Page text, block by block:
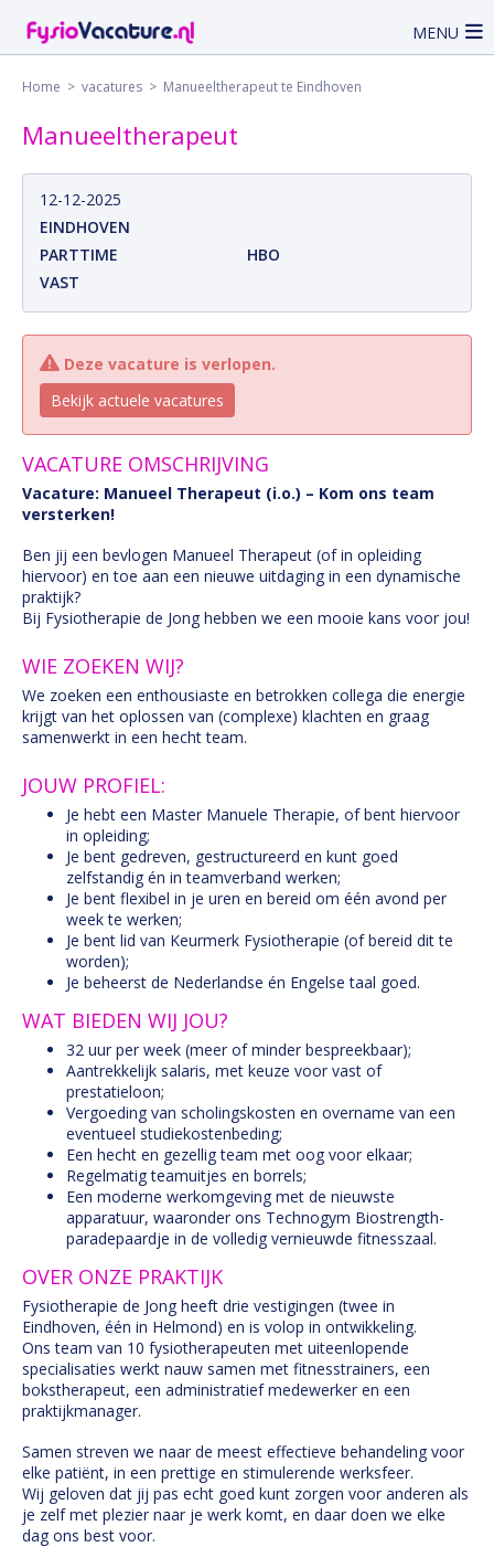
MENU
Home > vacatures > Manueeltherapeut te Eindhoven
Manueeltherapeut
12-12-2025
EINDHOVEN
PARTTIME
HBO
VAST
Deze vacature is verlopen.
Bekijk actuele vacatures
VACATURE OMSCHRIJVING
Vacature: Manueel Therapeut (i.o.) – Kom ons team
versterken!
Ben jij een bevlogen Manueel Therapeut (of in opleiding
hiervoor) en toe aan een nieuwe uitdaging in een dynamische
praktijk?
Bij Fysiotherapie de Jong hebben we een mooie kans voor jou!
WIE ZOEKEN WIJ?
We zoeken een enthousiaste en betrokken collega die energie
krijgt van het oplossen van (complexe) klachten en graag
samenwerkt in een hecht team.
JOUW PROFIEL:
Je hebt een Master Manuele Therapie, of bent hiervoor
in opleiding;
Je bent gedreven, gestructureerd en kunt goed
zelfstandig én in teamverband werken;
Je bent flexibel in je uren en bereid om één avond per
week te werken;
Je bent lid van Keurmerk Fysiotherapie (of bereid dit te
worden);
Je beheerst de Nederlandse én Engelse taal goed.
WAT BIEDEN WIJ JOU?
32 uur per week (meer of minder bespreekbaar);
Aantrekkelijk salaris, met keuze voor vast of
prestatieloon;
Vergoeding van scholingskosten en overname van een
eventueel studiekostenbeding;
Een hecht en gezellig team met oog voor elkaar;
Regelmatig teamuitjes en borrels;
Een moderne werkomgeving met de nieuwste
apparatuur, waaronder ons Technogym Biostrength-
paradepaardje in de volledig vernieuwde fitnesszaal.
OVER ONZE PRAKTIJK
Fysiotherapie de Jong heeft drie vestigingen (twee in
Eindhoven, één in Helmond) en is volop in ontwikkeling.
Ons team van 10 fysiotherapeuten met uiteenlopende
specialisaties werkt nauw samen met fitnesstrainers, een
bokstherapeut, een administratief medewerker en een
praktijkmanager.
Samen streven we naar de meest effectieve behandeling voor
elke patiënt, in een prettige en stimulerende werksfeer.
Wij geloven dat jij pas echt goed kunt zorgen voor anderen als
je zelf met plezier naar je werk komt, en daar doen we elke
dag ons best voor.